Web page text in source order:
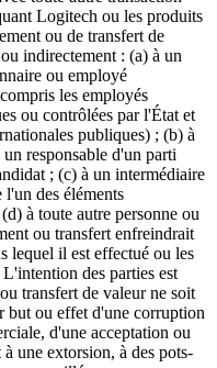
Logitech ou les produits
ou de transfert de
indirectement : (a) à un
ou employé
les employés
ou contrôlées par l'État et
publiques) ; (b) à
responsable d'un parti
; (c) à un intermédiaire
des éléments
à toute autre personne ou
ou transfert enfreindrait
lequel il est effectué ou les
des parties est
transfert de valeur ne soit
but ou effet d'une corruption
d'une acceptation ou
une extorsion, à des pots-